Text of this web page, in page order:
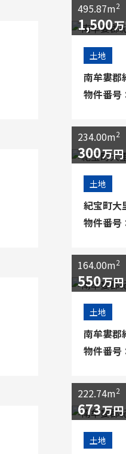
495.87m2
1,500
土地
南牟婁郡
物件番号
234.00m2
300万円
土地
紀宝町大
物件番号
164.00m2
550万円
土地
南牟婁郡
物件番号
222.74m2
673万円
土地